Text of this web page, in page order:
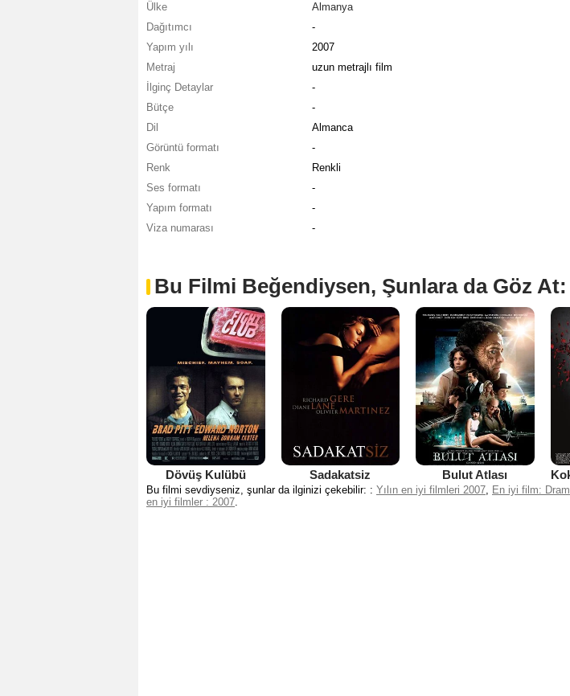
Ülke
Almanya
Dağıtımcı
-
Yapım yılı
2007
Metraj
uzun metrajlı film
İlginç Detaylar
-
Bütçe
-
Dil
Almanca
Görüntü formatı
-
Renk
Renkli
Ses formatı
-
Yapım formatı
-
Viza numarası
-
Bu Filmi Beğendiysen, Şunlara da Göz At:
Dövüş Kulübü Sadakatsiz Bulut Atlası
Bu filmi sevdiyseniz, şunlar da ilginizi çekebilir: : Yılın en iyi filmleri 2007 En iyi film: Dram
en iyi filmler : 2007